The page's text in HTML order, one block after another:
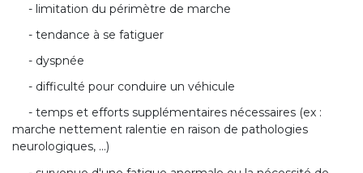
- limitation du périmètre de marche
- tendance à se fatiguer
- dyspnée
- difficulté pour conduire un véhicule
- temps et efforts supplémentaires nécessaires (ex :
marche nettement ralentie en raison de pathologies
neurologiques, ...)